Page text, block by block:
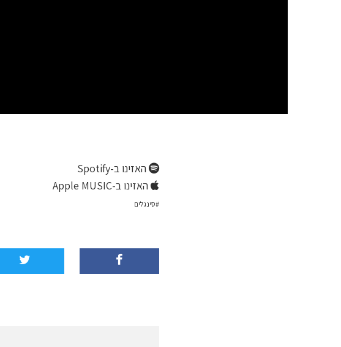
האזינו ב-Spotify
האזינו ב-Apple MUSIC
סינגלים